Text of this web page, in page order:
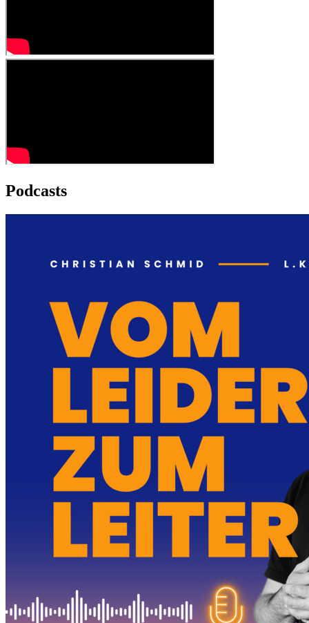
Podcasts